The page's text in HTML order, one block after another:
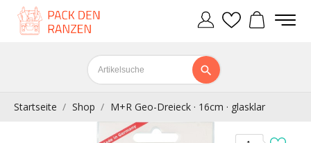
Startseite Shop M+R Geo-Dreieck · 16cm · glasklar